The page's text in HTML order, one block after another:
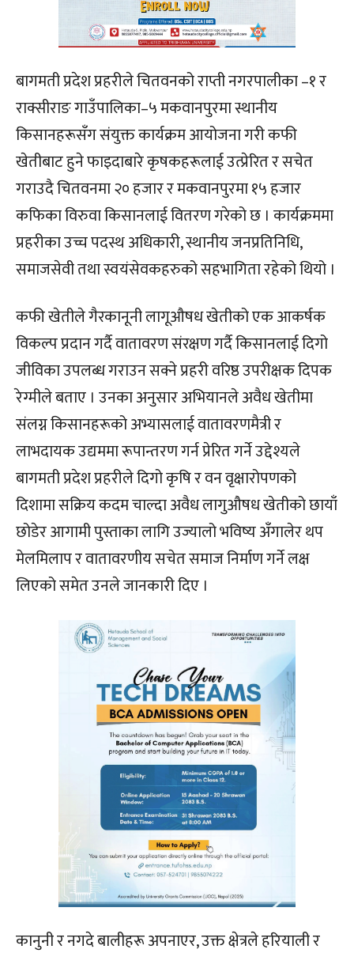
बागमती प्रदेश प्रहरीले चितवनको राप्ती नगरपालीका –१ र
राक्सीराङ गाउँपालिका–५ मकवानपुरमा स्थानीय
किसानहरूसँग संयुक्त कार्यक्रम आयोजना गरी कफी
खेतीबाट हुने फाइदाबारे कृषकहरूलाई उत्प्रेरित र सचेत
गराउदै चितवनमा २० हजार र मकवानपुरमा १५ हजार
कफिका विरुवा किसानलाई वितरण गरेको छ । कार्यक्रममा
प्रहरीका उच्च पदस्थ अधिकारी, स्थानीय जनप्रतिनिधि,
समाजसेवी तथा स्वयंसेवकहरुको सहभागिता रहेको थियो ।
कफी खेतीले गैरकानूनी लागूऔषध खेतीको एक आकर्षक
विकल्प प्रदान गर्दै वातावरण संरक्षण गर्दै किसानलाई दिगो
जीविका उपलब्ध गराउन सक्ने प्रहरी वरिष्ठ उपरीक्षक दिपक
रेग्मीले बताए । उनका अनुसार अभियानले अवैध खेतीमा
संलग्न किसानहरूको अभ्यासलाई वातावरणमैत्री र
लाभदायक उद्यममा रूपान्तरण गर्न प्रेरित गर्ने उद्देश्यले
बागमती प्रदेश प्रहरीले दिगो कृषि र वन वृक्षारोपणको
दिशामा सक्रिय कदम चाल्दा अवैध लागुऔषध खेतीको छायाँ
छोडेर आगामी पुस्ताका लागि उज्यालो भविष्य अँगालेर थप
मेलमिलाप र वातावरणीय सचेत समाज निर्माण गर्ने लक्ष
लिएको समेत उनले जानकारी दिए ।
कानुनी र नगदे बालीहरू अपनाएर, उक्त क्षेत्रले हरियाली र